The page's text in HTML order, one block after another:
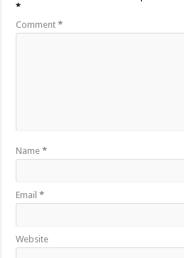
*
Comment*
Name*
Email*
Website